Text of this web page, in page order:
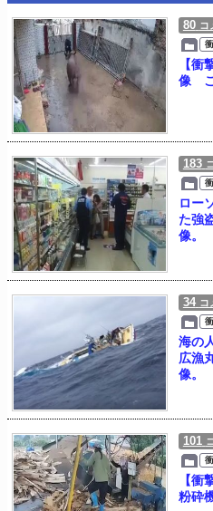
80 コ
【衝
像 こ
183
ロー
た強
像。
34 コ
海の
広漁
像。
101
【衝
粉砕